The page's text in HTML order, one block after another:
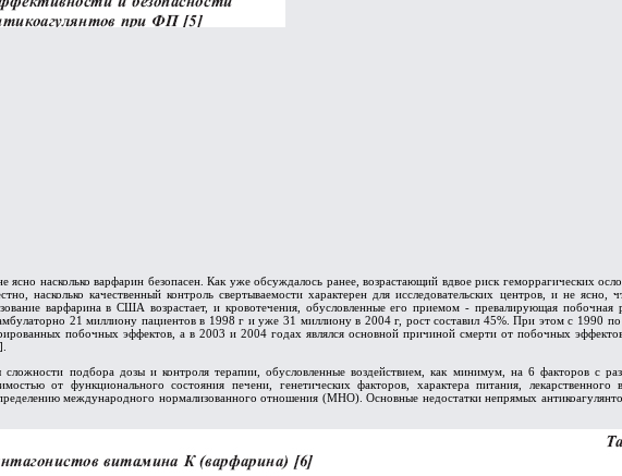
ясно насколько варфарин безопасен. Как уже обсуждалось ранее, возрастающий вдвое риск геморрагических
насколько качественный контроль свертываемости характерен для исследовательских центров, и не
варфарина в США возрастает, и кровотечения, обусловленные его приемом - превалирующая
21 миллиону пациентов в 1998 г и уже 31 миллиону в 2004 г, рост составил 45%. При этом с 1990
побочных эффектов, а в 2003 и 2004 годах являлся основной причиной смерти от побочных
сложности подбора дозы и контроля терапии, обусловленные воздействием, как минимум, на 6 факторов с
от функционального состояния печени, генетических факторов, характера питания, лекарственного
международного нормализованного отношения (МНО). Основные недостатки непрямых